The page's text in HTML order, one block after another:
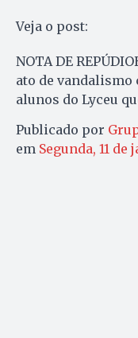
Veja o post:
NOTA DE
ato de vandalismo
alunos do Lyceu
Publicado por
em Segunda, 11 de